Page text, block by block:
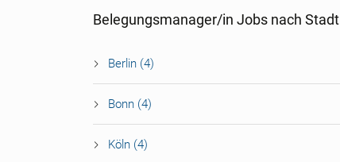
Belegungsmanager/in Jobs nach Stadt
Berlin (4)
Bonn (4)
Köln (4)